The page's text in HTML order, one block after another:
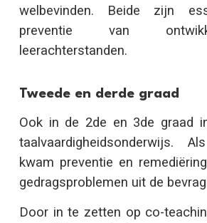
welbevinden. Beide zijn
preventie van
leerachterstanden.
Tweede en derde graad
Ook in de 2de en 3de graad
taalvaardigheidsonderwijs.
kwam preventie en
gedragsproblemen uit de
Door in te zetten op co-